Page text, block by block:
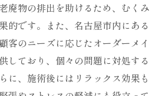
廃物の排出を助けるため、むくみ
的です。また、名古屋市内にある
客のニーズに応じたオーダーメイ
しており、個々の問題に対処する
に、施術後にはリラックス効果も